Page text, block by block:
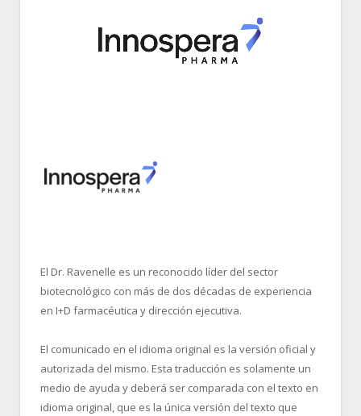
El Dr. Ravenelle es un reconocido líder del sector
biotecnológico con más de dos décadas de experiencia
en I+D farmacéutica y dirección ejecutiva.
El comunicado en el idioma original es la versión oficial y
autorizada del mismo. Esta traducción es solamente un
medio de ayuda y deberá ser comparada con el texto en
idioma original, que es la única versión del texto que